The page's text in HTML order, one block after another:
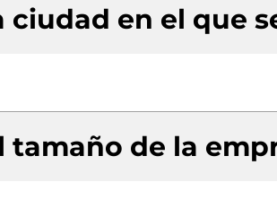
ciudad en el que
tamaño de la